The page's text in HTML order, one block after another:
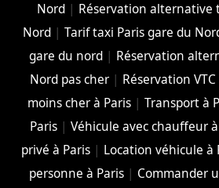
Nord| Réservation alternative
Nord |Tarif taxi Paris gare du
gare du nord | Réservation
Nord pas cher| Réservation
moins cher à Paris |Transport à
Paris |Véhicule avec chauffeur
privé à Paris | Location véhicule à
personne à Paris| Commander